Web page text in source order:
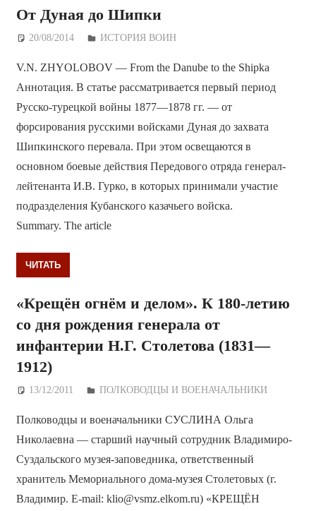
От Дуная до Шипки
20/08/2014 Дежурный по Редакции
ИСТОРИЯ ВОИН
V.N. ZHYOLOBOV — From the Danube to the Shipka
Аннотация. В статье рассматривается первый период
Русско-турецкой войны 1877—1878 гг. — от
форсирования русскими войсками Дуная до захвата
Шипкинского перевала. При этом освещаются в
основном боевые действия Передового отряда генерал-
лейтенанта И.В. Гурко, в которых принимали участие
подразделения Кубанского казачьего войска.
Summary. The article
ЧИТАТЬ
«Крещён огнём и делом». К 180-летию
со дня рождения генерала от
инфантерии Н.Г. Столетова (1831—
1912)
13/12/2011 Дежурный по Редакции
ПОЛКОВОДЦЫ И ВОЕНАЧАЛЬНИКИ
Полководцы и военачальники СУСЛИНА Ольга
Николаевна — старший научный сотрудник Владимиро-
Суздальского музея-заповедника, ответственный
хранитель Мемориального дома-музея Столетовых (г.
Владимир. E-mail: klio@vsmz.elkom.ru) «КРЕЩЁН